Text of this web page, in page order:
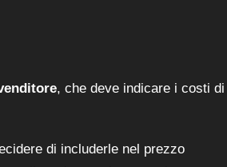
, che deve indicare i costi di
di includerle nel prezzo